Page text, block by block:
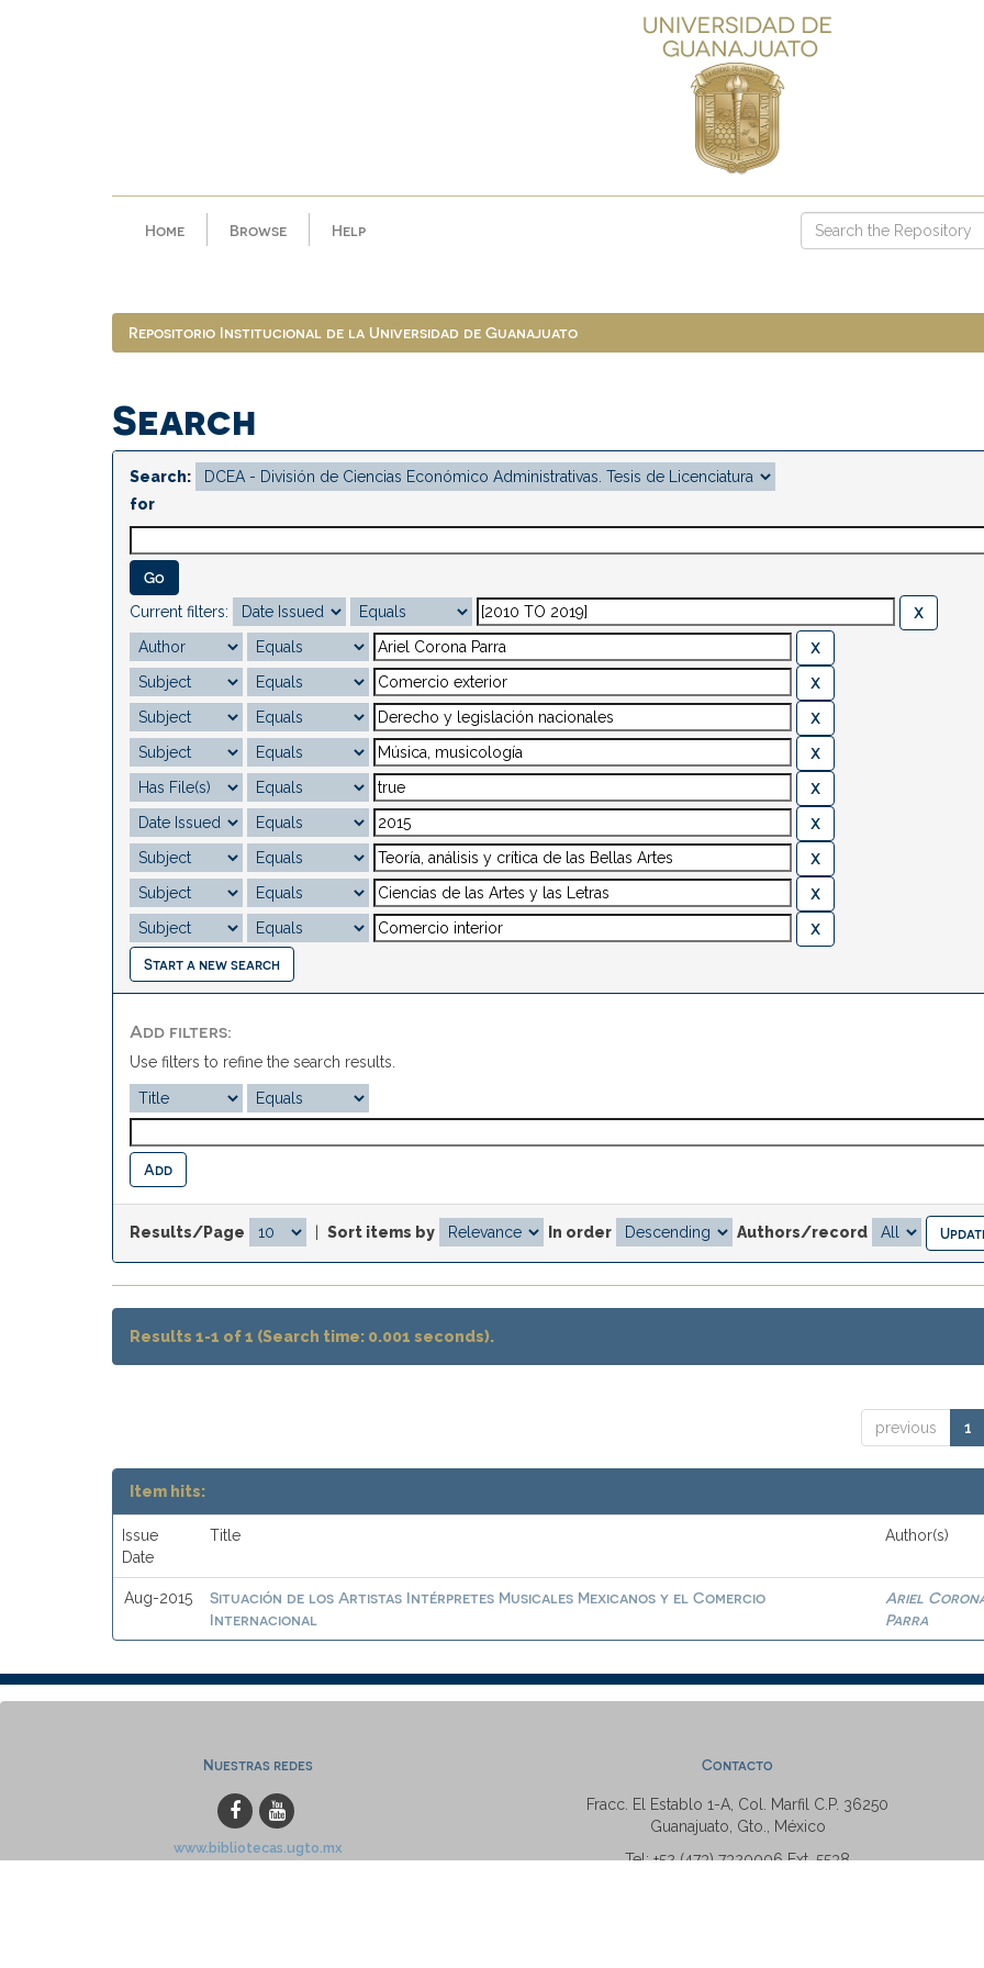
Home Browse Help
Repositorio Institucional de la Universidad de Guanajuato
Search
Search:
for
Current filters:
Start a new search
Add filters:
Use filters to refine the search results.
Results/Page Sort items by In order Authors/record
Results 1-1 of 1 (Search time: 0.001 seconds).
previous 1
Item hits:
Issue
Date
Title Author(s)
Aug-2015
Situación de los Artistas Intérpretes Musicales Mexicanos y el Comercio
Internacional
Ariel
Parra
Nuestras redes
www.bibliotecas.ugto.mx
Contacto
Fracc. El Establo 1-A, Col. Marfil C.P. 36250
Guanajuato, Gto., México
Tel: +52 (473) 7320006 Ext. 5538